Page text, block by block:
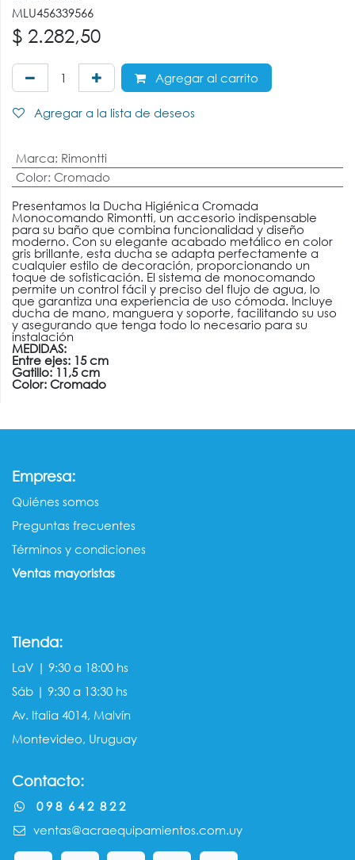
MLU456339566
$ 2.282,50
Agregar al carrito
Agregar a la lista de deseos
Marca: Rimontti
Color: Cromado
Presentamos la Ducha Higiénica Cromada
Monocomando Rimontti, un accesorio indispensable
para su baño que combina funcionalidad y diseño
moderno. Con su elegante acabado metálico en color
gris brillante, esta ducha se adapta perfectamente a
cualquier estilo de decoración, proporcionando un
toque de sofisticación. El sistema de monocomando
permite un control fácil y preciso del flujo de agua, lo
que garantiza una experiencia de uso cómoda. Incluye
ducha de mano, manguera y soporte, facilitando su uso
y asegurando que tenga todo lo necesario para su
instalación
MEDIDAS:
Entre ejes: 15 cm
Gatillo: 11,5 cm
Color: Cromado
Empresa:
Quiénes somos​​
Preguntas frecuentes
Términos y condiciones
Ventas mayorista​s
Tienda:
LaV | 9:30 a 18:00 hs
Sáb | 9:30 a 13:30 hs
Av. Italia 4014, Malvín
Montevideo, Uruguay
Contacto:
0 9 8 6 4 2 8 2 2
ventas@acraequipamientos.com.uy